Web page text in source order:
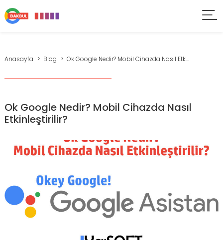
Anasayfa Blog Ok Google Nedir? Mobil Cihazda Nasıl Etk...
Ok Google Nedir? Mobil Cihazda Nasıl
Etkinleştirilir?